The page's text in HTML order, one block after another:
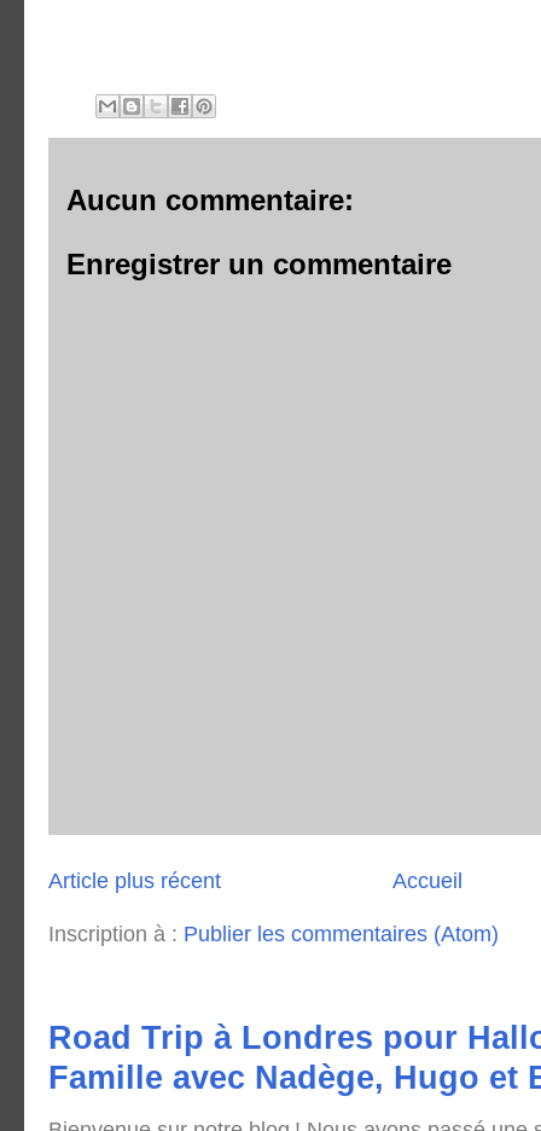
Aucun commentaire:
Enregistrer un commentaire
Article plus récent Accueil
Inscription à : Publier les commentaires (Atom)
Road Trip à Londres pour
Famille avec Nadège, Hugo et